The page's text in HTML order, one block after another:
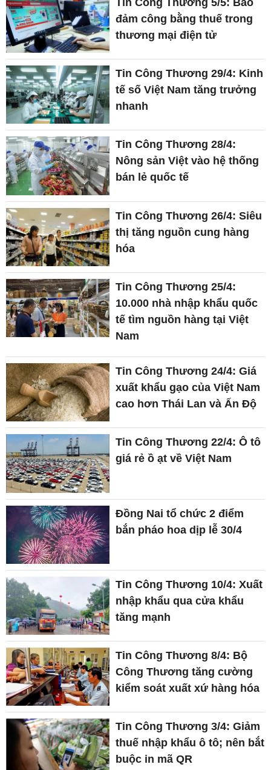
đảm công bằng thuế trong
thương mại điện tử
Tin Công Thương 29/4: Kinh
tế số Việt Nam tăng trưởng
nhanh
Tin Công Thương 28/4:
Nông sản Việt vào hệ thống
bán lẻ quốc tế
Tin Công Thương 26/4: Siêu
thị tăng nguồn cung hàng
hóa
Tin Công Thương 25/4:
10.000 nhà nhập khẩu quốc
tế tìm nguồn hàng tại Việt
Nam
Tin Công Thương 24/4: Giá
xuất khẩu gạo của Việt Nam
cao hơn Thái Lan và Ấn Độ
Tin Công Thương 22/4: Ô tô
giá rẻ ồ ạt về Việt Nam
Đồng Nai tổ chức 2 điểm
bắn pháo hoa dịp lễ 30/4
Tin Công Thương 10/4: Xuất
nhập khẩu qua cửa khẩu
tăng mạnh
Tin Công Thương 8/4: Bộ
Công Thương tăng cường
kiểm soát xuất xứ hàng hóa
Tin Công Thương 3/4: Giảm
thuế nhập khẩu ô tô; nên bắt
buộc in mã QR